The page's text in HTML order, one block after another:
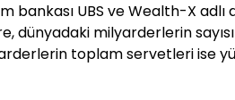
bankası UBS ve Wealth-X
dünyadaki milyarderlerin
toplam servetleri ise